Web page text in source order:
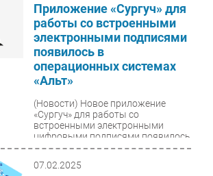
Приложение «Сургуч» для
работы со встроенными
электронными подписями
появилось в
операционных системах
«Альт»
(Новости) Новое приложение
«Сургуч» для работы со
встроенными электронными
цифровыми подписями появилось
в операционных системах
07.02.2025